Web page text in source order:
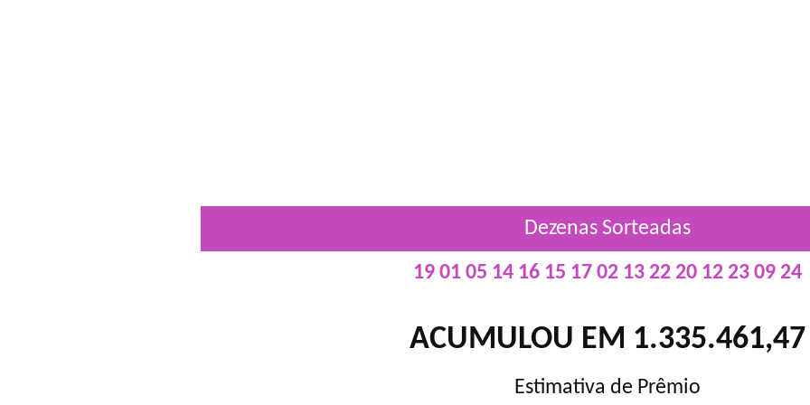
Dezenas Sorteadas
19 01 05 14 16 15 17 02 13 22 20 12 23 09 24
ACUMULOU EM 1.335.461,47
Estimativa de Prêmio